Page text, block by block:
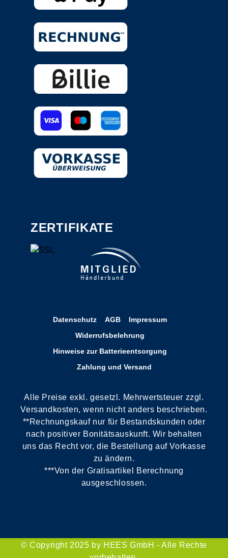
ZERTIFIKATE
Datenschutz AGB
Impressum
Widerrufsbelehrung
Hinweise zur Batterieentsorgung
Zahlung und Versand
Alle Preise exkl. gesetzl. Mehrwertsteuer zzgl.
Versandkosten, wenn nicht anders beschrieben.
**Rechnungskauf nur für Bestandskunden oder
nach positiver Bonitätsauskunft. Wir behalten
uns das Recht vor, die Bestellung auf Vorkasse
zu ändern.
***Von der Gratisartikel Berechnung
ausgeschlossen.
© Copyright 2025 by HEES GmbH - Alle Rechte